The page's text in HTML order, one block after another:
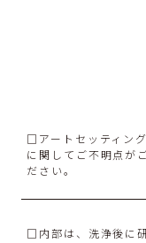
□アートセッティン
に関してご不明点が
ださい。
□内部は、洗浄後に